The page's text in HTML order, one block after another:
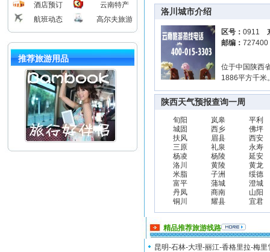
酒店预订
云南特产
航班动态
高尔夫旅游
推荐旅游用品
洛川城市介绍
区号： 0911
邮编：
位于中国陕西
1886平方千
陕西天气预报查询一周
旬阳 岚皋
平利
城固
西乡
佛坪
扶风
眉县
西安
三原
礼泉
永寿
杨凌
杨陵
延安
洛川
黄陵
黄龙
米脂
子洲
绥德
富平
蒲城
澄城
丹凤
商南
山阳
铜川
耀县 宜君
精品推荐旅游线路
昆明-石林-大理-丽江-香格里拉-梅